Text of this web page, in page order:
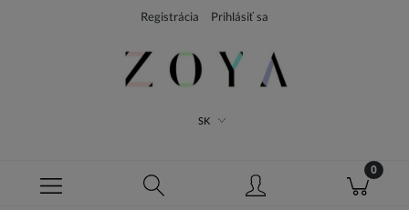
Registrácia Prihlásiť sa
SK